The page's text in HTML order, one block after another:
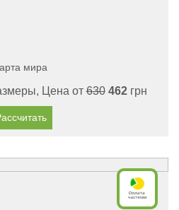
мира
Цена от630 462грн